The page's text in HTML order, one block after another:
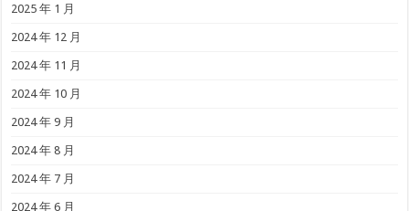
2025 年 1 月
2024 年 12 月
2024 年 11 月
2024 年 10 月
2024 年 9 月
2024 年 8 月
2024 年 7 月
2024 年 6 月